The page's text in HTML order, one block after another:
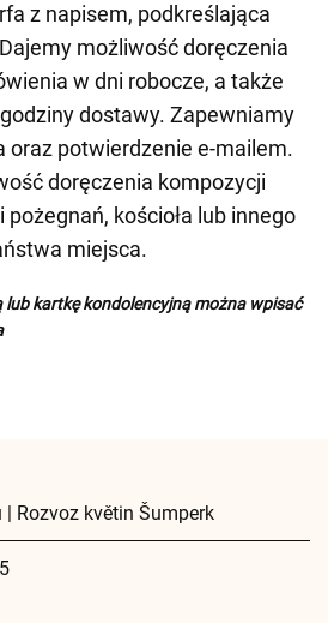
z napisem, podkreślająca
możliwość doręczenia
w dni robocze, a także
dostawy. Zapewniamy
oraz potwierdzenie e-mailem.
doręczenia kompozycji
kościoła lub innego
miejsca.
lub kartkę kondolencyjną można wpisać
Rozvoz květin Šumperk